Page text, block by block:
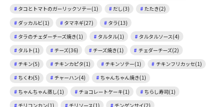
タコとトマトのガーリックソテー(1)
だし(3)
たたき(2)
ダッカルビ(1)
タマネギ(27)
タラ(13)
タラのチェダーチーズ焼き(1)
タルタル(1)
タルタルソース(4)
タルト(1)
チーズ(36) チーズ焼き(1)
チェダーチーズ(2)
チキン(5)
チキンカピタ(1) チキンソテー(1)
チキンフリカッセ(1)
ちくわ(5)
チャーハン(4)
ちゃんちゃん焼き(1)
ちゃんちゃん蒸し(1)
チョコレートケーキ(1)
ちらし寿司(1)
チリコンカン(1)
チリソース(1) チンゲンサイ(2)